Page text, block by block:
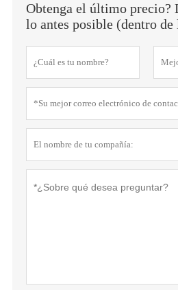
Obtenga el último precio?
lo antes posible (dentro de